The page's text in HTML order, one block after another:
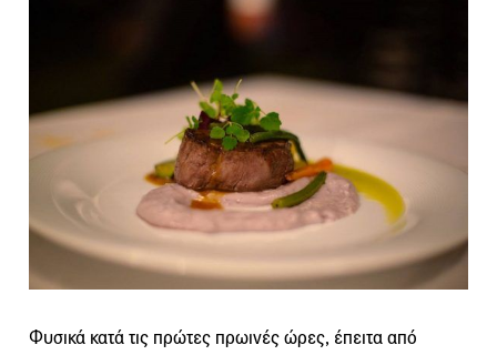
Φυσικά κατά τις πρώτες πρωινές ώρες, έπειτα από